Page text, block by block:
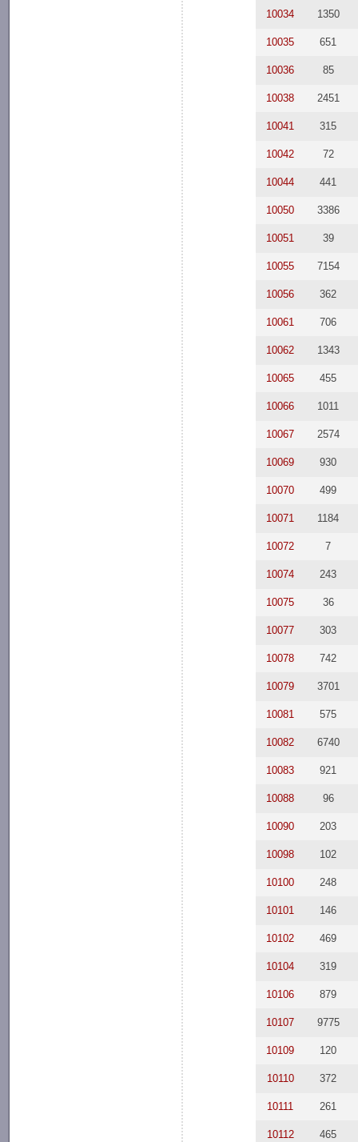
10034 1350
10035 651
10036 85
10038 2451
10041 315
10042 72
10044 441
10050 3386
10051 39
10055 7154
10056 362
10061 706
10062 1343
10065 455
10066 1011
10067 2574
10069 930
10070 499
10071 1184
10072 7
10074 243
10075 36
10077 303
10078 742
10079 3701
10081 575
10082 6740
10083 921
10088 96
10090 203
10098 102
10100 248
10101 146
10102 469
10104 319
10106 879
10107 9775
10109 120
10110 372
10111 261
10112 465